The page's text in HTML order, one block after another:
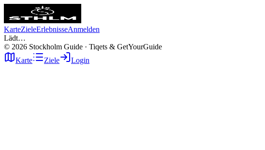
KarteZieleErlebnisseAnmelden
Lädt…
© 2026 Stockholm Guide · Tiqets & GetYourGuide
Karte
Ziele Login